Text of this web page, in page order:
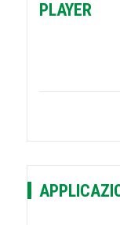
PLAYER